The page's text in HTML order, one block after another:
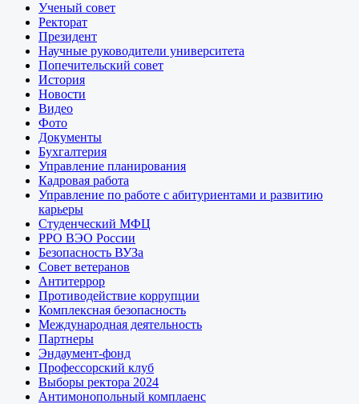
Ученый совет
Ректорат
Президент
Научные руководители университета
Попечительский совет
История
Новости
Видео
Фото
Документы
Бухгалтерия
Управление планирования
Кадровая работа
Управление по работе с абитуриентами и развитию
карьеры
Студенческий МФЦ
РРО ВЭО России
Безопасность ВУЗа
Совет ветеранов
Антитеррор
Противодействие коррупции
Комплексная безопасность
Международная деятельность
Партнеры
Эндаумент-фонд
Профессорский клуб
Выборы ректора 2024
Антимонопольный комплаенс